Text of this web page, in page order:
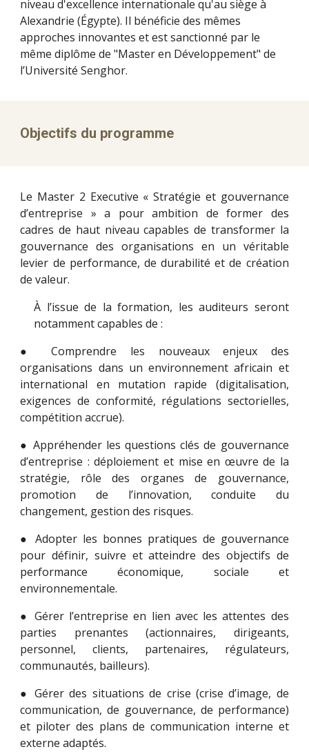
niveau d'excellence internationale qu'au siège à
Alexandrie (Égypte). Il bénéficie des mêmes
approches innovantes et est sanctionné par le
même diplôme de "Master en Développement" de
l’Université Senghor.
Objectifs du programme
Le Master 2 Executive « Stratégie et gouvernance
d’entreprise » a pour ambition de former des
cadres de haut niveau capables de transformer la
gouvernance des organisations en un véritable
levier de performance, de durabilité et de création
de valeur.
À l’issue de la formation, les auditeurs seront
notamment capables de :
● Comprendre les nouveaux enjeux des
organisations dans un environnement africain et
international en mutation rapide (digitalisation,
exigences de conformité, régulations sectorielles,
compétition accrue).
● Appréhender les questions clés de gouvernance
d’entreprise : déploiement et mise en œuvre de la
stratégie, rôle des organes de gouvernance,
promotion de l’innovation, conduite du
changement, gestion des risques.
● Adopter les bonnes pratiques de gouvernance
pour définir, suivre et atteindre des objectifs de
performance économique, sociale et
environnementale.
● Gérer l’entreprise en lien avec les attentes des
parties prenantes (actionnaires, dirigeants,
personnel, clients, partenaires, régulateurs,
communautés, bailleurs).
● Gérer des situations de crise (crise d’image, de
communication, de gouvernance, de performance)
et piloter des plans de communication interne et
externe adaptés.